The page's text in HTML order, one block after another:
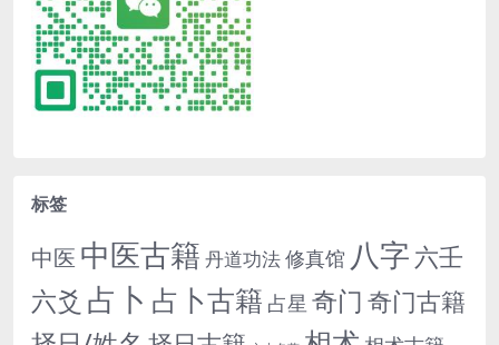
标签
中医 中医古籍 丹道功法修真馆 八字 六壬
六爻 占卜 占卜古籍 占星 奇门 奇门古籍